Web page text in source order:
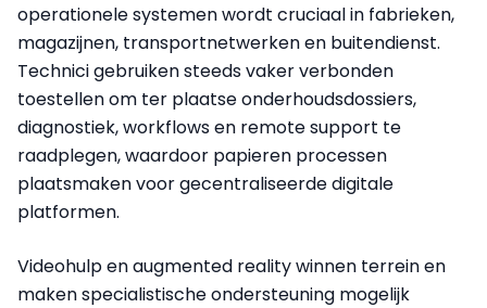
operationele systemen wordt cruciaal in fabrieken,
magazijnen, transportnetwerken en buitendienst.
Technici gebruiken steeds vaker verbonden
toestellen om ter plaatse onderhoudsdossiers,
diagnostiek, workflows en remote support te
raadplegen, waardoor papieren processen
plaatsmaken voor gecentraliseerde digitale
platformen.
Videohulp en augmented reality winnen terrein en
maken specialistische ondersteuning mogelijk